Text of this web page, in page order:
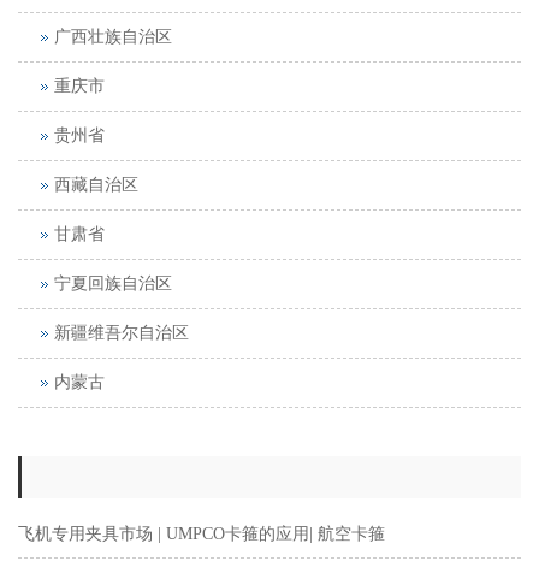
广西壮族自治区
重庆市
贵州省
西藏自治区
甘肃省
宁夏回族自治区
新疆维吾尔自治区
内蒙古
飞机专用夹具市场 | UMPCO卡箍的应用| 航空卡箍